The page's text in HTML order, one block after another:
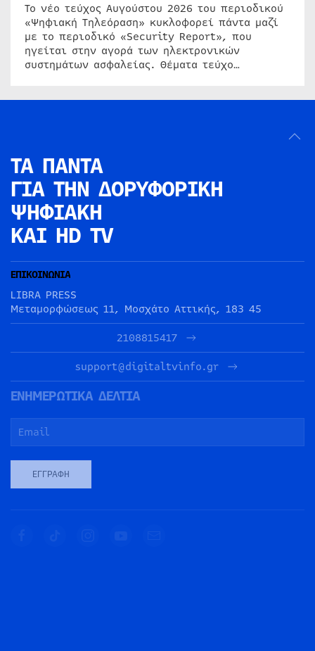
Το νέο τεύχος Αυγούστου 2026 του περιοδικού
«Ψηφιακή Τηλεόραση» κυκλοφορεί πάντα μαζί
με το περιοδικό «Security Report», που
ηγείται στην αγορά των ηλεκτρονικών
συστημάτων ασφαλείας. Θέματα τεύχο…
ΤΑ ΠΑΝΤΑ
ΓΙΑ ΤΗΝ ΔΟΡΥΦΟΡΙΚΗ
ΨΗΦΙΑΚΗ
ΚΑΙ HD TV
ΕΠΙΚΟΙΝΩΝΙΑ
LIBRA PRESS
Μεταμορφώσεως 11, Μοσχάτο Αττικής, 183 45
2108815417
support@digitaltvinfo.gr
ΕΝΗΜΕΡΩΤΙΚΑ ΔΕΛΤΙΑ
ΕΓΓΡΑΦΉ